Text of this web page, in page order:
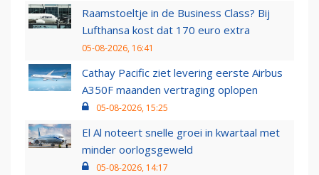
Raamstoeltje in de Business Class? Bij
Lufthansa kost dat 170 euro extra
05-08-2026, 16:41
Cathay Pacific ziet levering eerste Airbus
A350F maanden vertraging oplopen
05-08-2026, 15:25
El Al noteert snelle groei in kwartaal met
minder oorlogsgeweld
05-08-2026, 14:17